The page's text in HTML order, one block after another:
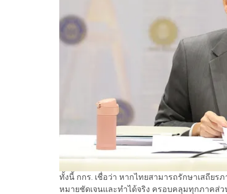
ทั้งนี้ กกร. เชื่อว่า หากไทยสามารถรักษาเสถีย
หมายชัดเจนและทำได้จริง ครอบคลุมทุกภาคส่